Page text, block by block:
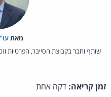
מאת‏
שותף וחבר בקבוצת הסייבר, הפרטיות
זמן קריאה: דקה אחת